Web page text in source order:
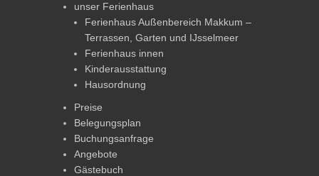
unser Ferienhaus
Ferienhaus Außenbereich Makkum –
Terrassen, Garten und IJsselmeer
Ferienhaus innen
Kinderausstattung
Hausordnung
Preise
Belegungsplan
Buchungsanfrage
Angebote
Gästebuch